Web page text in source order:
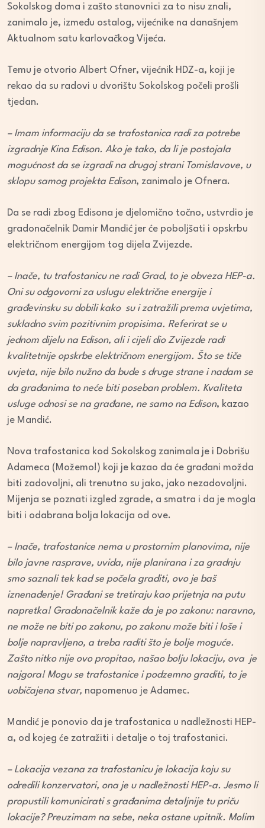
Sokolskog doma i zašto stanovnici za to nisu znali,
zanimalo je, između ostalog, vijećnike na današnjem
Aktualnom satu karlovačkog Vijeća.
Temu je otvorio Albert Ofner, vijećnik HDZ-a, koji je
rekao da su radovi u dvorištu Sokolskog počeli prošli
tjedan.
– Imam informaciju da se trafostanica radi za potrebe
izgradnje Kina Edison. Ako je tako, da li je postojala
mogućnost da se izgradi na drugoj strani Tomislavove, u
sklopu samog projekta Edison, zanimalo je Ofnera.
Da se radi zbog Edisona je djelomično točno, ustvrdio je
gradonačelnik Damir Mandić jer će poboljšati i opskrbu
električnom energijom tog dijela Zvijezde.
– Inače, tu trafostanicu ne radi Grad, to je obveza HEP-a.
Oni su odgovorni za uslugu električne energije i
građevinsku su dobili kako su i zatražili prema uvjetima,
sukladno svim pozitivnim propisima. Referirat se u
jednom dijelu na Edison, ali i cijeli dio Zvijezde radi
kvalitetnije opskrbe električnom energijom. Što se tiče
uvjeta, nije bilo nužno da bude s druge strane i nadam se
da građanima to neće biti poseban problem. Kvaliteta
usluge odnosi se na građane, ne samo na Edison, kazao
je Mandić.
Nova trafostanica kod Sokolskog zanimala je i Dobrišu
Adameca (Možemo!) koji je kazao da će građani možda
biti zadovoljni, ali trenutno su jako, jako nezadovoljni.
Mijenja se poznati izgled zgrade, a smatra i da je mogla
biti i odabrana bolja lokacija od ove.
– Inače, trafostanice nema u prostornim planovima, nije
bilo javne rasprave, uvida, nije planirana i za gradnju
smo saznali tek kad se počela graditi, ovo je baš
iznenađenje! Građani se tretiraju kao prijetnja na putu
napretka! Gradonačelnik kaže da je po zakonu: naravno,
ne može ne biti po zakonu, po zakonu može biti i loše i
bolje napravljeno, a treba raditi što je bolje moguće.
Zašto nitko nije ovo propitao, našao bolju lokaciju, ova je
najgora! Mogu se trafostanice i podzemno graditi, to je
uobičajena stvar, napomenuo je Adamec.
Mandić je ponovio da je trafostanica u nadležnosti HEP-
a, od kojeg će zatražiti i detalje o toj trafostanici.
– Lokacija vezana za trafostanicu je lokacija koju su
odredili konzervatori, ona je u nadležnosti HEP-a. Jesmo li
propustili komunicirati s građanima detaljnije tu priču
lokacije? Preuzimam na sebe, neka ostane upitnik. Molim